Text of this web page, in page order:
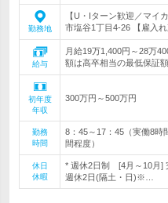
勤務地
【U・Iターン歓迎／マイ
市塩谷1丁目4-26 【雇入
給与
月給19万1,400円～28万
額は高卒相当の最低保証
初年度
年収
300万円～500万円
勤務
時間
8：45～17：45（実働8
間程度）
休日
休暇
* 週休2日制 [4月～10月]
週休2日(隔土・日)※…